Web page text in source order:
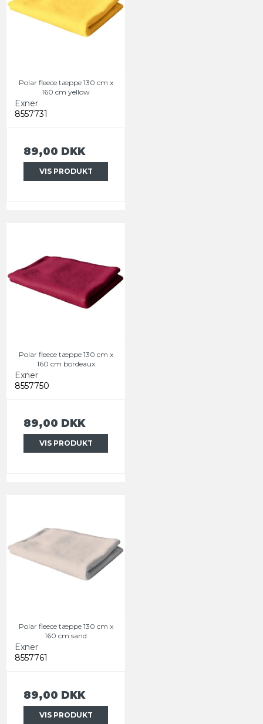
Polar fleece tæppe 130 cm x
160 cm yellow
Exner
8557731
89,00 DKK
VIS PRODUKT
Polar fleece tæppe 130 cm x
160 cm bordeaux
Exner
8557750
89,00 DKK
VIS PRODUKT
Polar fleece tæppe 130 cm x
160 cm sand
Exner
8557761
89,00 DKK
VIS PRODUKT